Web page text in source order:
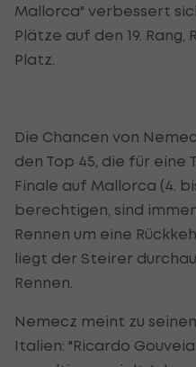
Mallorca" verbessert
Plätze auf den 19.
Platz.
Die Chancen von
den Top 45, die für eine
Finale auf Mallorca (4.
berechtigen, sind
Rennen um eine
liegt der Steirer
Rennen.
Nemecz meint zu
Italien: "Ricardo